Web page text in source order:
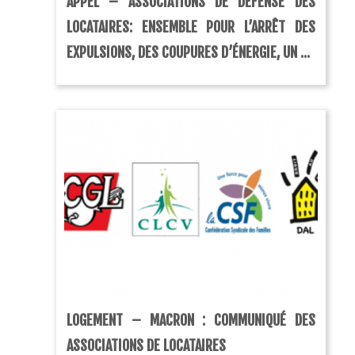
LOCATAIRES: ENSEMBLE POUR L’ARRÊT DES
EXPULSIONS, DES COUPURES D’ÉNERGIE, UN ...
LOGEMENT – MACRON : COMMUNIQUÉ DES
ASSOCIATIONS DE LOCATAIRES